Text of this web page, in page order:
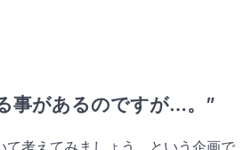
事があるのですが…。”